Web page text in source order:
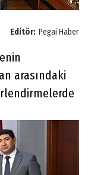
Editör: Pegai Haber
arasındaki